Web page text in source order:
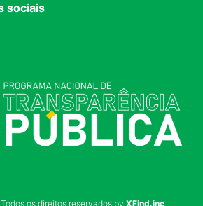
sociais
os direitos reservados by XFind.inc.